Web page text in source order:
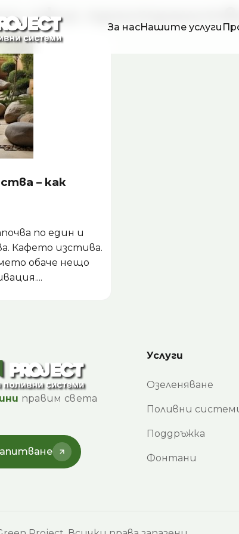
За насНашите услуги
офис пространства
– как
по един и
Кафето изстива.
обаче нещо
правим света
Услуги
Озеленяване
Поливни
Поддръжка
Фонтани